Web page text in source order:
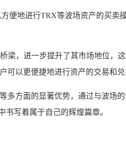
便地进行TRX等波场资产的买
梁，进一步提升了其市场地位，
以更便捷地进行资产的交易和
方面的显著优势，通过与波场
写着属于自己的辉煌篇章。